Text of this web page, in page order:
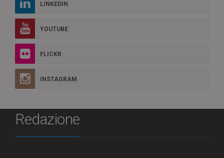
LINKEDIN
YOUTUBE
FLICKR
INSTAGRAM
Redazione